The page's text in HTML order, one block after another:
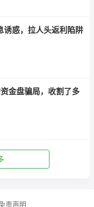
诱惑，拉人头返利陷阱
金盘骗局，收割了多
责声明